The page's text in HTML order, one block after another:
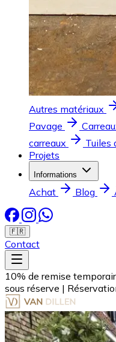
Autres matériaux
Pavage
carreaux
Tuiles
Projets
Informations
Achat Blog
🇫🇷
Contact
10% de remise
sous réserve |